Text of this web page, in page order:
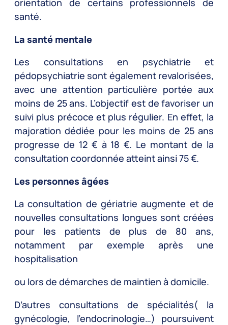
santé.
La santé mentale
Les consultations en psychiatrie et
pédopsychiatrie sont également revalorisées,
avec une attention particulière portée aux
moins de 25 ans. L’objectif est de favoriser un
suivi plus précoce et plus régulier. En effet, la
majoration dédiée pour les moins de 25 ans
progresse de 12 € à 18 €. Le montant de la
consultation coordonnée atteint ainsi 75 €.
Les personnes âgées
La consultation de gériatrie augmente et de
nouvelles consultations longues sont créées
pour les patients de plus de 80 ans,
notamment par exemple après une
hospitalisation
ou lors de démarches de maintien à domicile.
D’autres consultations de spécialités( la
gynécologie, l’endocrinologie…) poursuivent